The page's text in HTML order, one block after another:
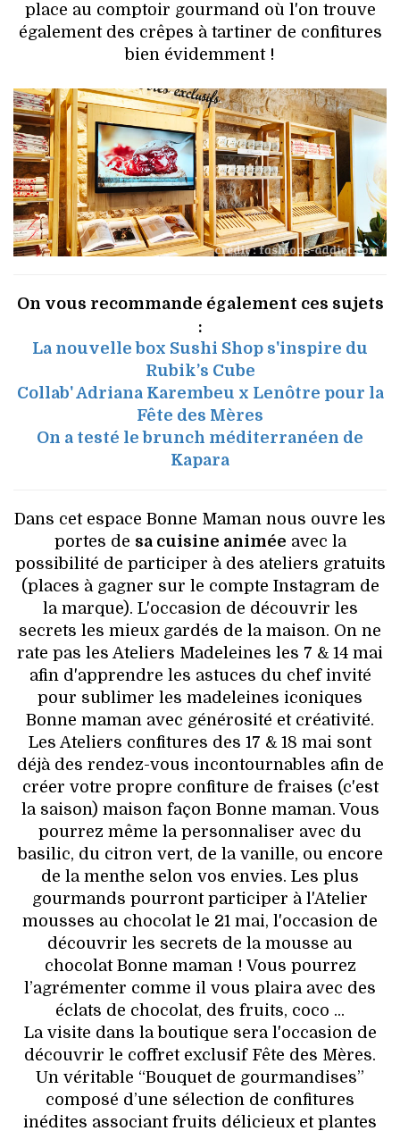
place au comptoir gourmand où l'on trouve
également des crêpes à tartiner de confitures
bien évidemment !
On vous recommande également ces sujets
:
La nouvelle box Sushi Shop s'inspire du
Rubik’s Cube
Collab' Adriana Karembeu x Lenôtre pour la
Fête des Mères
On a testé le brunch méditerranéen de
Kapara
Dans cet espace Bonne Maman nous ouvre les
portes de sa cuisine animée avec la
possibilité de participer à des ateliers gratuits
(places à gagner sur le compte Instagram de
la marque). L'occasion de découvrir les
secrets les mieux gardés de la maison. On ne
rate pas les Ateliers Madeleines les 7 & 14 mai
afin d'apprendre les astuces du chef invité
pour sublimer les madeleines iconiques
Bonne maman avec générosité et créativité.
Les Ateliers confitures des 17 & 18 mai sont
déjà des rendez-vous incontournables afin de
créer votre propre confiture de fraises (c'est
la saison) maison façon Bonne maman. Vous
pourrez même la personnaliser avec du
basilic, du citron vert, de la vanille, ou encore
de la menthe selon vos envies. Les plus
gourmands pourront participer à l'Atelier
mousses au chocolat le 21 mai, l'occasion de
découvrir les secrets de la mousse au
chocolat Bonne maman ! Vous pourrez
l’agrémenter comme il vous plaira avec des
éclats de chocolat, des fruits, coco ...
La visite dans la boutique sera l'occasion de
découvrir le coffret exclusif Fête des Mères.
Un véritable “Bouquet de gourmandises”
composé d’une sélection de confitures
inédites associant fruits délicieux et plantes